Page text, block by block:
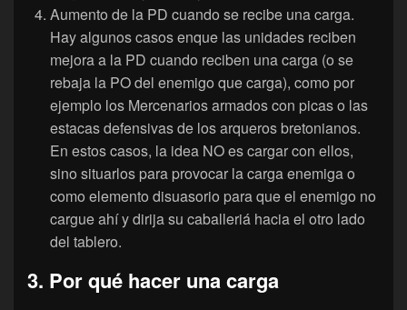
Aumento de la PD cuando se recibe una carga.
Hay algunos casos enque las unidades reciben
mejora a la PD cuando reciben una carga (o se
rebaja la PO del enemigo que carga), como por
ejemplo los Mercenarios armados con picas o las
estacas defensivas de los arqueros bretonianos.
En estos casos, la idea NO es cargar con ellos,
sino situarlos para provocar la carga enemiga o
como elemento disuasorio para que el enemigo no
cargue ahí y dirija su caballeriá hacia el otro lado
del tablero.
3. Por qué hacer una carga